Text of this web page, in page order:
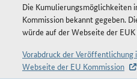
Die
Kommission bekannt gegeben.
würde auf der Webseite der
Vorabdruck der
Webseite der EU Kommission